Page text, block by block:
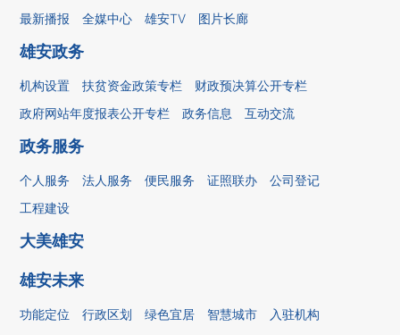
最新播报 全媒中心 雄安TV 图片长廊
雄安政务
机构设置 扶贫资金政策专栏
财政预决算公开专栏
政府网站年度报表公开专栏
政务信息 互动交流
政务服务
个人服务 法人服务 便民服务 证照联办
公司登记
工程建设
大美雄安
雄安未来
功能定位 行政区划 绿色宜居 智慧城市 入驻机构